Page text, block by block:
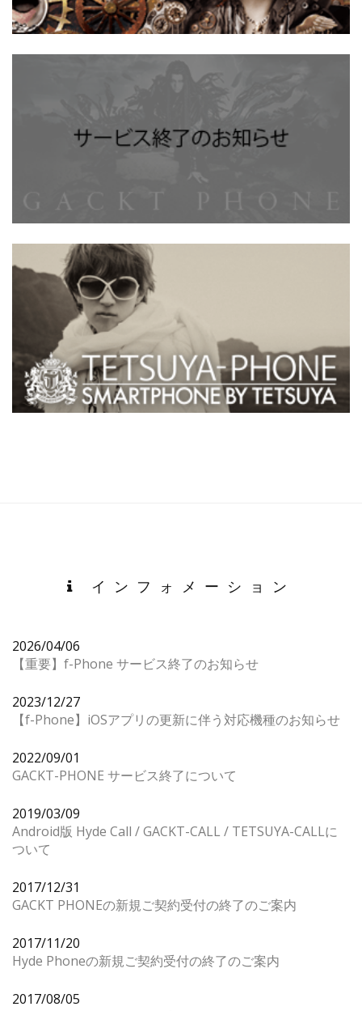
インフォメーション
2026/04/06
【重要】f-Phone サービス終了のお知らせ
2023/12/27
【f-Phone】iOSアプリの更新に伴う対応機種のお知らせ
2022/09/01
GACKT-PHONE サービス終了について
2019/03/09
Android版 Hyde Call / GACKT-CALL / TETSUYA-CALLに
ついて
2017/12/31
GACKT PHONEの新規ご契約受付の終了のご案内
2017/11/20
Hyde Phoneの新規ご契約受付の終了のご案内
2017/08/05